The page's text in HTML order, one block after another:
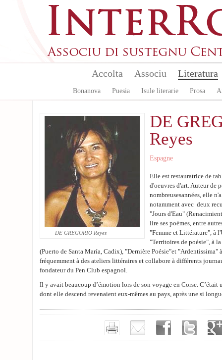
Accolta Associu Literatura
Bonanova Puesia Isule literarie Prosa
DE GREGORIO Reyes
DE
Reyes
Espagne
Elle est restauratrice de
d'oeuvres d'art. Auteur de
nombreusesannées, elle
notamment avec deux
"Jours d'Eau"
lire ses poèmes, entre
"Femme et Littérature", à
"Territoires de poésie", à
(Puerto de Santa María, Cadix), "Dernière Poésie"et
fréquemment à des ateliers littéraires et collabore à différents
fondateur du Pen Club espagnol.
Il y avait beaucoup d’émotion lors de son voyage en Corse. C’était
dont elle descend revenaient eux-mêmes au pays, après une si